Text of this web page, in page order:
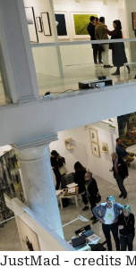
JustMad - credits